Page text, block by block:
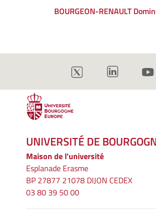
BOURGEON-RENAULT
UNIVERSITÉ DE
Maison de l'université
Esplanade Erasme
BP 27877 21078 DIJON CEDEX
03 80 39 50 00